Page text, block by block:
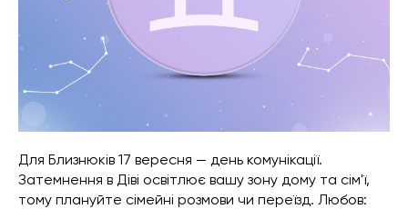
Для Близнюків 17 вересня — день комунікації.
Затемнення в Діві освітлює вашу зону дому та сім'ї,
тому плануйте сімейні розмови чи переїзд. Любов: